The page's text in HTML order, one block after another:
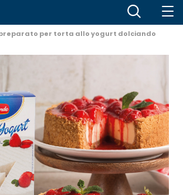
per torta allo yogurt dolciando